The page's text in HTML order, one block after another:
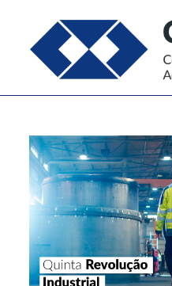
conteúdo